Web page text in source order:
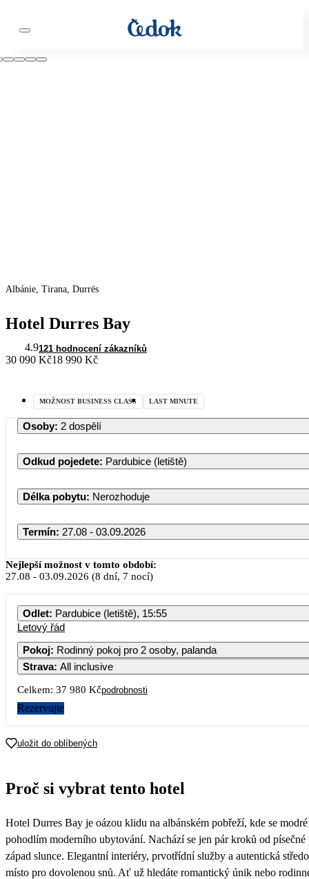
Albánie, Tirana, Durrës
Hotel Durres Bay
4.9121 hodnocení zákazníků
30 090 Kč18 990 Kč
MOŽNOST BUSINESS CLASS LAST MINUTE
Osoby: 2 dospělí
Odkud pojedete: Pardubice (letiště)
Délka pobytu: Nerozhoduje
Termín: 27.08 - 03.09.2026
Srpen 2026
PO ÚT ST ČT PÁ
Nejlepší možnost v tomto období:
27.08 - 03.09.2026 (8 dní, 7 nocí)
Odlet: Pardubice (letiště), 15:55
Letový řád
Pokoj: Rodinný pokoj pro 2 osoby, palanda
Strava: All inclusive
Celkem: 37 980 Kčpodrobnosti
Rezervujte
uložit do oblíbených
Proč si vybrat tento hotel
Hotel Durres Bay je oázou klidu na albánském pobřeží, kde se
pohodlím moderního ubytování. Nachází se jen pár kroků od
západ slunce. Elegantní interiéry, prvotřídní služby a autentická
místo pro dovolenou snů. Ať už hledáte romantický únik nebo